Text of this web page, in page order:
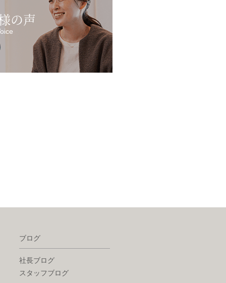
の声
ブログ
社長ブログ
スタッフブログ